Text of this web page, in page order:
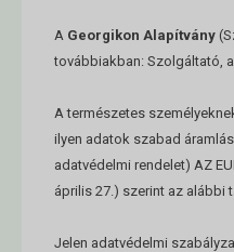
A Georgikon Alapítvány
továbbiakban: Szolgáltató,
A természetes
ilyen adatok szabad
adatvédelmi rendelet) AZ
április 27.) szerint az alábbi
Jelen adatvédelmi